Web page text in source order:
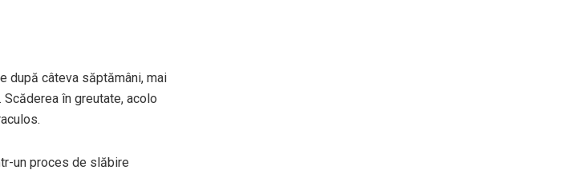
după câteva săptămâni, mai
în greutate, acolo
un proces de slăbire